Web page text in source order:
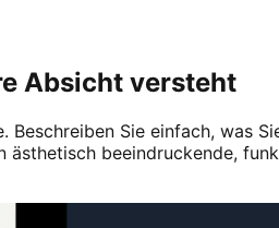
Absicht versteht
Beschreiben Sie einfach, was
beeindruckende,